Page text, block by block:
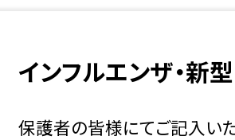
インフルエンザ・新
保護者の皆様にてご記入い